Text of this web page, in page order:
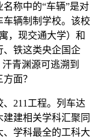
称中的“车辆”是对
车辆制制学校。该校
，现交通大学）和
、铁这类央企国企
青渊源可逃溯到
面？
211工程。列车达
建相关学科汇聚同
学科最全的工科大